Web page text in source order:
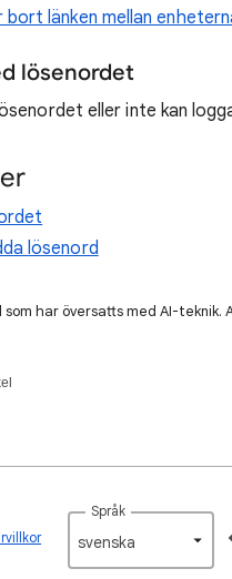
bort länken mellan
lösenordet
eller inte kan
lösenord
har översatts med AI-
Språk
svenska‎